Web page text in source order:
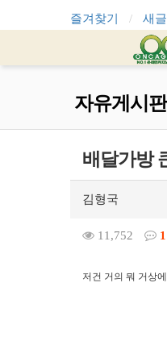
즐겨찾기 새글
자유게시판
배달가방
김형국
11,752 1
저건 거의 뭐 거상